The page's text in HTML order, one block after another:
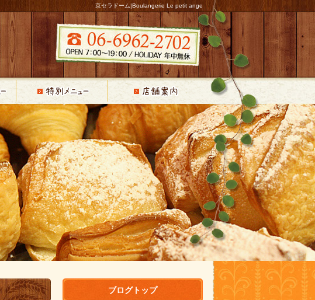
京セラドーム|Boulangerie Le petit ange
ブログトップ